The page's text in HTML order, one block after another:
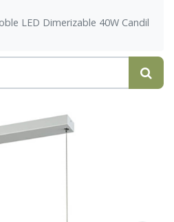
LED Dimerizable 40W Candil